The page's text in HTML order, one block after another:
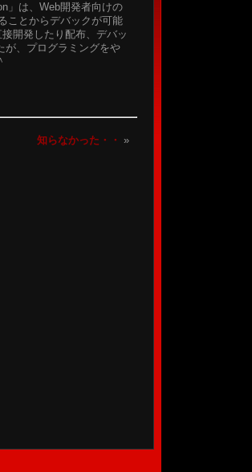
」は、Web開発者向けの
ことからデバックが可能
開発したり配布、デバッ
が、プログラミングをや
知らなかった・・ »